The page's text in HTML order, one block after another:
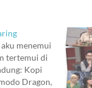
menemui
tertemui di
Kopi
Dragon,